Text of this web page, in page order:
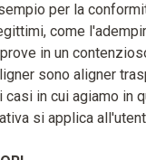
per la
come
in un
sono aligner
in cui agiamo in
si applica